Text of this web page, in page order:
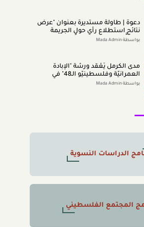
دعوة | طاولة مستديرة بعنوان "عرض
نتائج استطلاع رأي حول الجريمة
المنظَّمة- مواقف وتصوُّرات المجتمع
بواسطة Mada Admin
مدى الكرمل يَعْقد ورشة "الإبادة
العمرانيّة وفلسطينيّو الـ48" في
الناصرة (تمّوز 2026)
بواسطة Mada Admin
الدراسات النسوية
المجتمع الفلسطيني